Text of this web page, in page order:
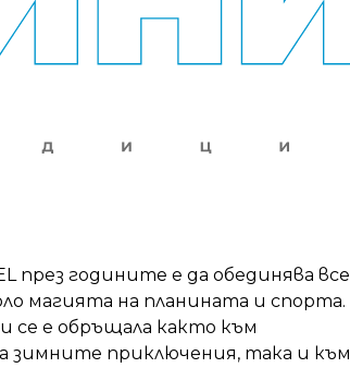
през годините е да обединява все
магията на планината и спорта.
се е обръщала както към
зимните приключения, така и към